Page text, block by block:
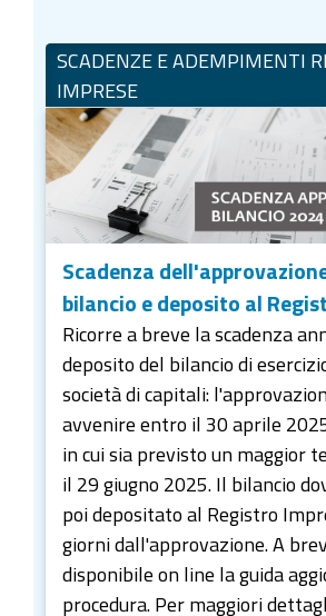
SCADENZE E ADEMPIMENTI
IMPRESE
Scadenza
bilancio e deposito al
Ricorre a breve la scadenza
deposito del bilancio di
società di capitali:
avvenire entro il 30 aprile
in cui sia previsto un maggior
il 29 giugno 2025. Il bilancio
poi depositato al Registro
giorni dall'approvazione. A
disponibile on line la guida
procedura. Per maggiori